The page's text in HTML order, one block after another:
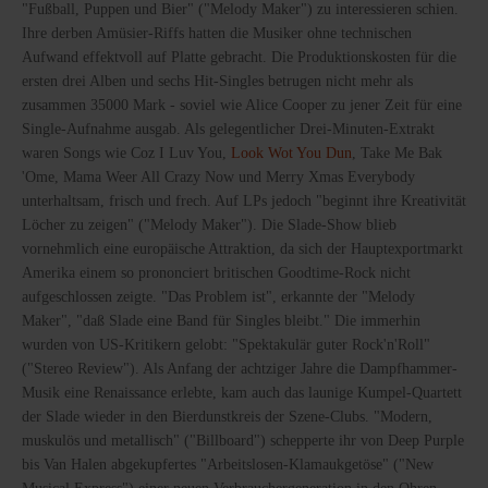
"Fußball, Puppen und Bier" ("Melody Maker") zu interessieren schien.
Ihre derben Amüsier-Riffs hatten die Musiker ohne technischen
Aufwand effektvoll auf Platte gebracht. Die Produktionskosten für die
ersten drei Alben und sechs Hit-Singles betrugen nicht mehr als
zusammen 35000 Mark - soviel wie Alice Cooper zu jener Zeit für eine
Single-Aufnahme ausgab. Als gelegentlicher Drei-Minuten-Extrakt
waren Songs wie Coz I Luv You,
Look Wot You Dun , Take Me Bak
'Ome, Mama Weer All Crazy Now und Merry Xmas Everybody
unterhaltsam, frisch und frech. Auf LPs jedoch "beginnt ihre Kreativität
Löcher zu zeigen" ("Melody Maker"). Die Slade-Show blieb
vornehmlich eine europäische Attraktion, da sich der Hauptexportmarkt
Amerika einem so prononciert britischen Goodtime-Rock nicht
aufgeschlossen zeigte. "Das Problem ist", erkannte der "Melody
Maker", "daß Slade eine Band für Singles bleibt." Die immerhin
wurden von US-Kritikern gelobt: "Spektakulär guter Rock'n'Roll"
("Stereo Review"). Als Anfang der achtziger Jahre die Dampfhammer-
Musik eine Renaissance erlebte, kam auch das launige Kumpel-Quartett
der Slade wieder in den Bierdunstkreis der Szene-Clubs. "Modern,
muskulös und metallisch" ("Billboard") schepperte ihr von Deep Purple
bis Van Halen abgekupfertes "Arbeitslosen-Klamaukgetöse" ("New